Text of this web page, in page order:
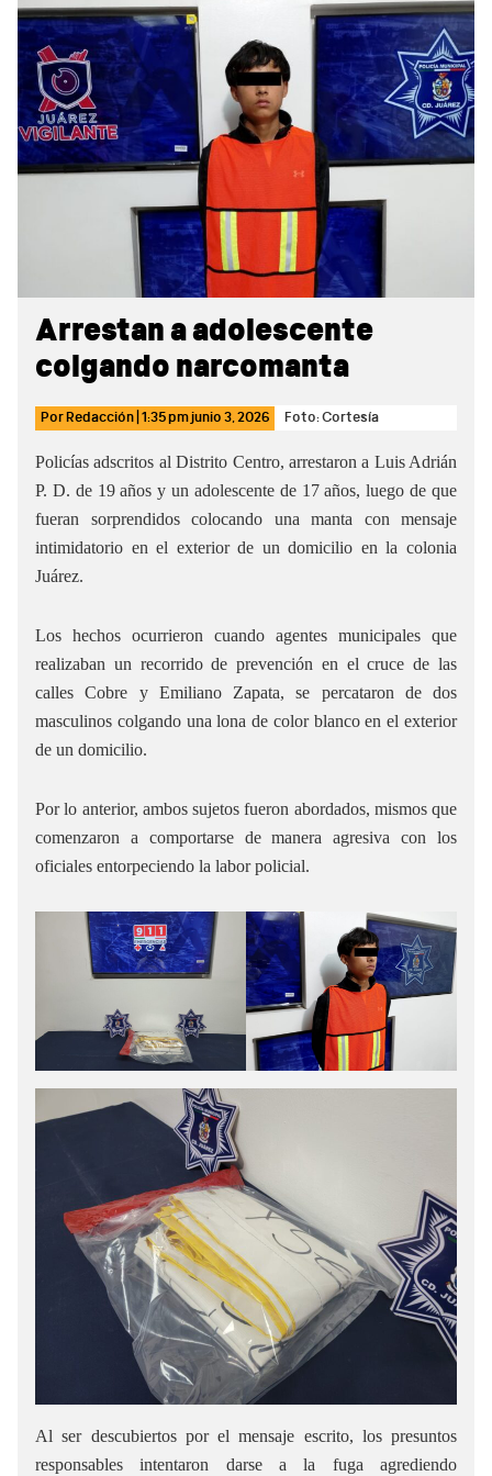
Arrestan a adolescente
colgando narcomanta
Por Redacción 1:35 pmjunio 3, 2026 Foto: Cortesía
Policías adscritos al Distrito Centro, arrestaron a Luis Adrián
P. D. de 19 años y un adolescente de 17 años, luego de que
fueran sorprendidos colocando una manta con mensaje
intimidatorio en el exterior de un domicilio en la colonia
Juárez.
Los hechos ocurrieron cuando agentes municipales que
realizaban un recorrido de prevención en el cruce de las
calles Cobre y Emiliano Zapata, se percataron de dos
masculinos colgando una lona de color blanco en el exterior
de un domicilio.
Por lo anterior, ambos sujetos fueron abordados, mismos que
comenzaron a comportarse de manera agresiva con los
oficiales entorpeciendo la labor policial.
Al ser descubiertos por el mensaje escrito, los presuntos
responsables intentaron darse a la fuga agrediendo
Sidebar